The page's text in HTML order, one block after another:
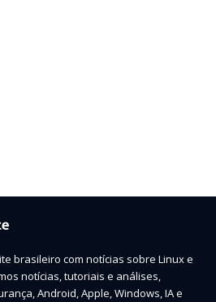
brasileiro com notícias sobre Linux e
notícias, tutoriais e análises,
Android, Apple, Windows, IA e